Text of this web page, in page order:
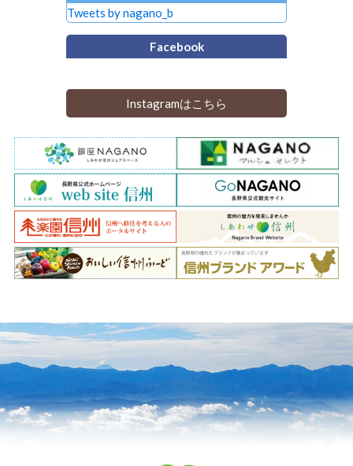
Tweets by nagano_b
Facebook
Instagramはこちら